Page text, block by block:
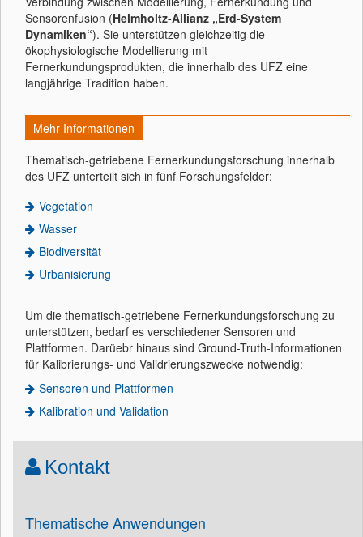
Sensorenfusion (Helmholtz-Allianz „Erd-System
Dynamiken“). Sie unterstützen gleichzeitig die
ökophysiologische Modellierung mit
Fernerkundungsprodukten, die innerhalb des UFZ eine
langjährige Tradition haben.
Mehr Informationen
Thematisch-getriebene Fernerkundungsforschung innerhalb
des UFZ unterteilt sich in fünf Forschungsfelder:
Vegetation
Wasser
Biodiversität
Urbanisierung
Um die thematisch-getriebene Fernerkundungsforschung zu
unterstützen, bedarf es verschiedener Sensoren und
Plattformen. Darüebr hinaus sind Ground-Truth-Informationen
für Kalibrierungs- und Validrierungszwecke notwendig:
Sensoren und Plattformen
Kalibration und Validation
Kontakt
Thematische Anwendungen